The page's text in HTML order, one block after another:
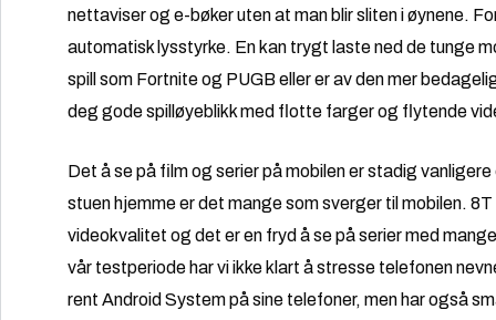
nettaviser og e-bøker uten at man blir sliten i øynene.
automatisk lysstyrke. En kan trygt laste ned de tunge
spill som Fortnite og PUGB eller er av den mer
deg gode spilløyeblikk med flotte farger og flytende
Det å se på film og serier på mobilen er stadig
stuen hjemme er det mange som sverger til mobilen.
videokvalitet og det er en fryd å se på serier med
vår testperiode har vi ikke klart å stresse telefonen
rent Android System på sine telefoner, men har også